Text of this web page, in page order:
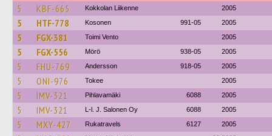
5 KBF-665 Kokkolan Liikenne 2005
5 HTF-778 Kosonen 991-05 2005
5 FGX-381 Toimi Vento 2005
5 FGX-556 Mörö 938-05 2005
5 FHU-769 Andersson 918-05 2005
5 ONI-976 Tokee 2005
5 IMV-321 Pihlavamäki 6088 2005
5 IMV-321 L-l. J. Salonen Oy 6088 2005
5 MXY-427 Rukatravels 6127 2005